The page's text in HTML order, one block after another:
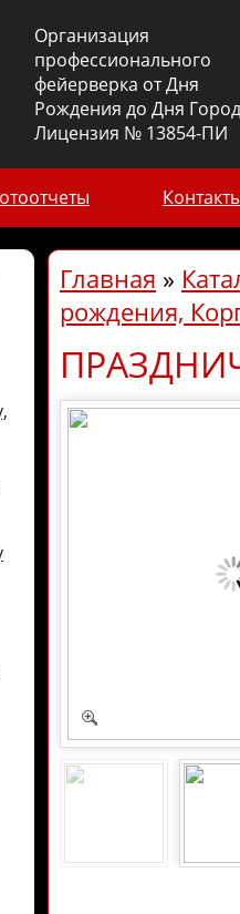
Организация
профессионального
фейерверка от Дня
Рождения до Дня
Лицензия № 13854-ПИ
Главная »
рождения,